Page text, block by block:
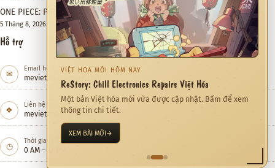
ONE PIECE: PIRATE WARRIORS 4 Việt Hóa
5 Tháng 8, 2026
Hỗ trợ
✉ Email hỗ trợ
meviethoa@gmail.com
❖ Liên hệ hợp tác
meviethoa@gmail.com
◷ Thời gian hỗ trợ
0 AM – 12 PM
VIỆT HÓA MỚI HÔM NAY
ReStory: Chill Electronics Repairs Việt Hóa
Một bản Việt hóa mới vừa được cập nhật. Bấm để xem
thông tin chi tiết.
XEM BÀI MỚI→